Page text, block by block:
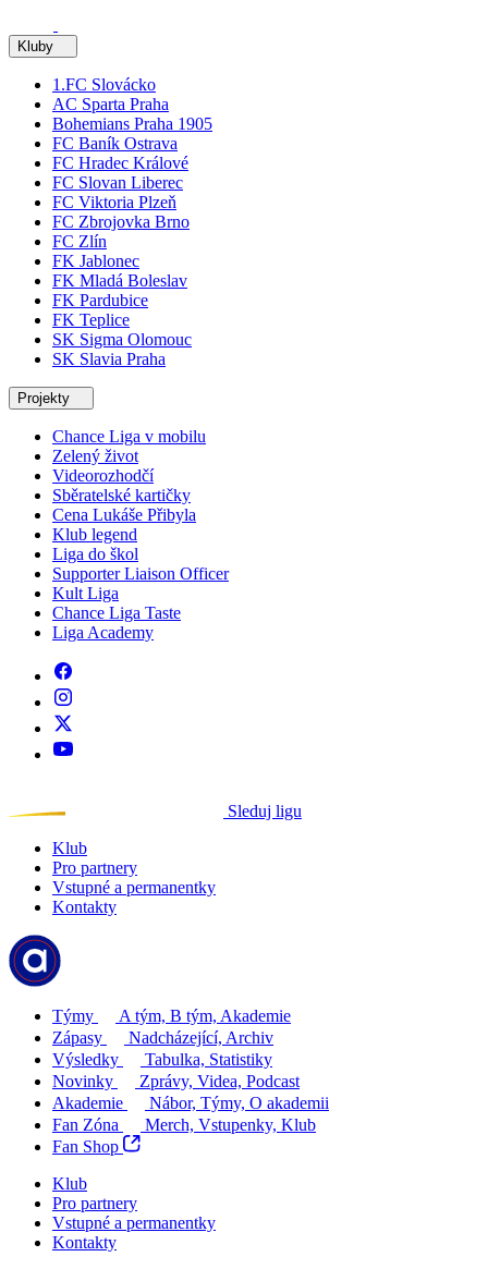
Kluby
1.FC Slovácko
AC Sparta Praha
Bohemians Praha 1905
FC Baník Ostrava
FC Hradec Králové
FC Slovan Liberec
FC Viktoria Plzeň
FC Zbrojovka Brno
FC Zlín
FK Jablonec
FK Mladá Boleslav
FK Pardubice
FK Teplice
SK Sigma Olomouc
SK Slavia Praha
Projekty
Chance Liga v mobilu
Zelený život
Videorozhodčí
Sběratelské kartičky
Cena Lukáše Přibyla
Klub legend
Liga do škol
Supporter Liaison Officer
Kult Liga
Chance Liga Taste
Liga Academy
Sleduj ligu
Klub
Pro partnery
Vstupné a permanentky
Kontakty
Týmy
A tým, B tým, Akademie
Zápasy
Nadcházející, Archiv
Výsledky
Tabulka, Statistiky
Novinky
Zprávy, Videa, Podcast
Akademie
Nábor, Týmy, O akademii
Fan Zóna
Merch, Vstupenky, Klub
Fan Shop
Klub
Pro partnery
Vstupné a permanentky
Kontakty